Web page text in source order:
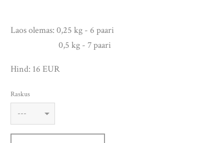
Laos olemas: 0,25 kg - 6 paari
0,5 kg - 7 paari
Hind: 16 EUR
Raskus